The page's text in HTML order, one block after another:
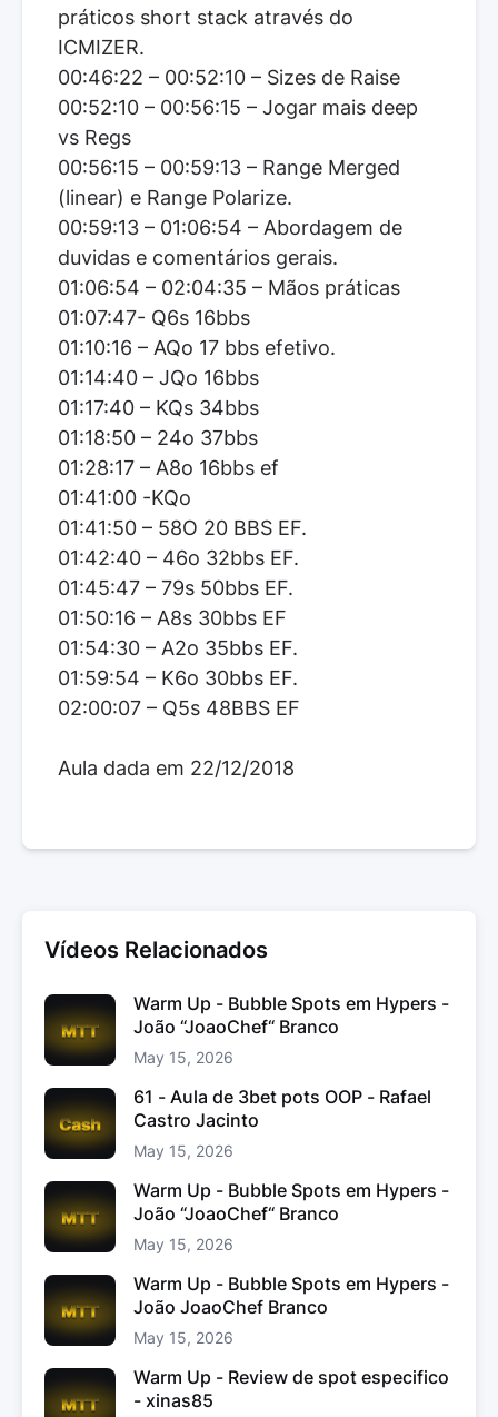
práticos short stack através do
ICMIZER.
00:46:22 – 00:52:10 – Sizes de Raise
00:52:10 – 00:56:15 – Jogar mais deep
vs Regs
00:56:15 – 00:59:13 – Range Merged
(linear) e Range Polarize.
00:59:13 – 01:06:54 – Abordagem de
duvidas e comentários gerais.
01:06:54 – 02:04:35 – Mãos práticas
01:07:47- Q6s 16bbs
01:10:16 – AQo 17 bbs efetivo.
01:14:40 – JQo 16bbs
01:17:40 – KQs 34bbs
01:18:50 – 24o 37bbs
01:28:17 – A8o 16bbs ef
01:41:00 -KQo
01:41:50 – 58O 20 BBS EF.
01:42:40 – 46o 32bbs EF.
01:45:47 – 79s 50bbs EF.
01:50:16 – A8s 30bbs EF
01:54:30 – A2o 35bbs EF.
01:59:54 – K6o 30bbs EF.
02:00:07 – Q5s 48BBS EF
Aula dada em 22/12/2018
Vídeos Relacionados
Warm Up - Bubble Spots em Hypers -
João “JoaoChef“ Branco
May 15, 2026
61 - Aula de 3bet pots OOP - Rafael
Castro Jacinto
May 15, 2026
Warm Up - Bubble Spots em Hypers -
João “JoaoChef“ Branco
May 15, 2026
Warm Up - Bubble Spots em Hypers -
João JoaoChef Branco
May 15, 2026
Warm Up - Review de spot especifico
- xinas85